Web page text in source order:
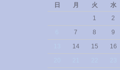
日
月 火 水
1
2
7 8 9
14 15 16